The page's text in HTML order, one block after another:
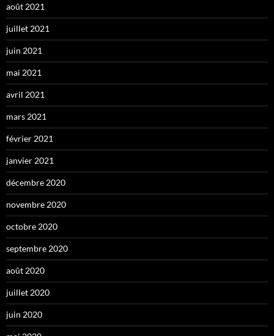
août 2021
juillet 2021
juin 2021
mai 2021
avril 2021
mars 2021
février 2021
janvier 2021
décembre 2020
novembre 2020
octobre 2020
septembre 2020
août 2020
juillet 2020
juin 2020